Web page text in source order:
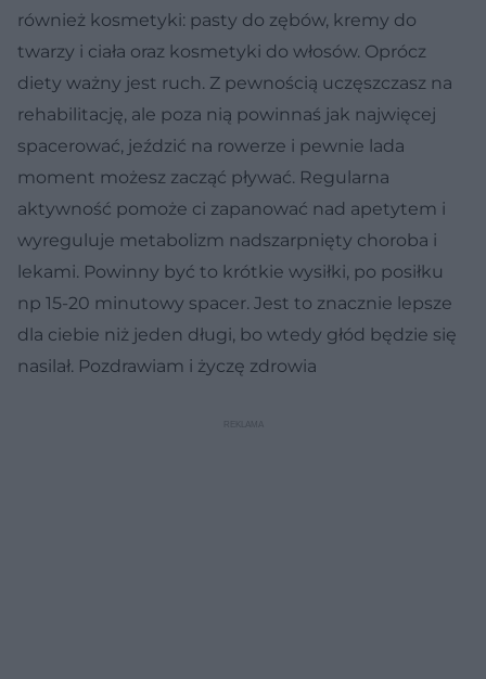
również kosmetyki: pasty do zębów, kremy do
twarzy i ciała oraz kosmetyki do włosów. Oprócz
diety ważny jest ruch. Z pewnością uczęszczasz na
rehabilitację, ale poza nią powinnaś jak najwięcej
spacerować, jeździć na rowerze i pewnie lada
moment możesz zacząć pływać. Regularna
aktywność pomoże ci zapanować nad apetytem i
wyreguluje metabolizm nadszarpnięty choroba i
lekami. Powinny być to krótkie wysiłki, po posiłku
np 15-20 minutowy spacer. Jest to znacznie lepsze
dla ciebie niż jeden długi, bo wtedy głód będzie się
nasilał. Pozdrawiam i życzę zdrowia